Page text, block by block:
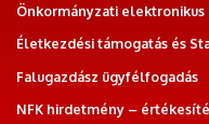
Önkormányzati elektronikus
Életkezdési támogatás és
Falugazdász ügyfélfogadás
NFK hirdetmény –